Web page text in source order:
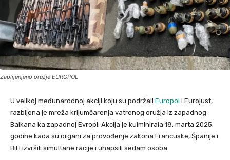
Zaplijenjeno oružje EUROPOL
U velikoj međunarodnoj akciji koju su podržali Europol i Eurojust,
razbijena je mreža krijumčarenja vatrenog oružja iz zapadnog
Balkana ka zapadnoj Evropi. Akcija je kulminirala 18. marta 2025.
godine kada su organi za provođenje zakona Francuske, Španije i
BiH izvršili simultane racije i uhapsili sedam osoba.